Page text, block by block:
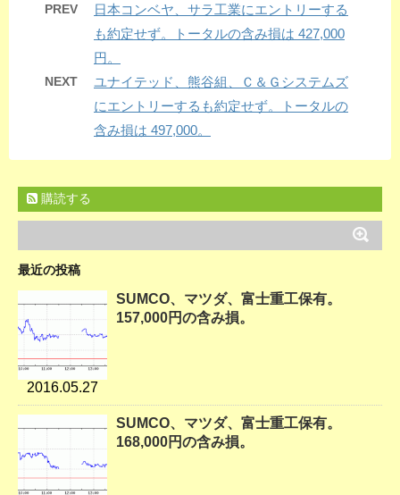
PREV
日本コンベヤ、サラ工業にエントリーする
も約定せず。トータルの含み損は 427,000
円。
NEXT
ユナイテッド、熊谷組、Ｃ＆Ｇシステムズ
にエントリーするも約定せず。トータルの
含み損は 497,000。
購読する
最近の投稿
2016.05.27
SUMCO、マツダ、富士重工保有。
157,000円の含み損。
SUMCO、マツダ、富士重工保有。
168,000円の含み損。